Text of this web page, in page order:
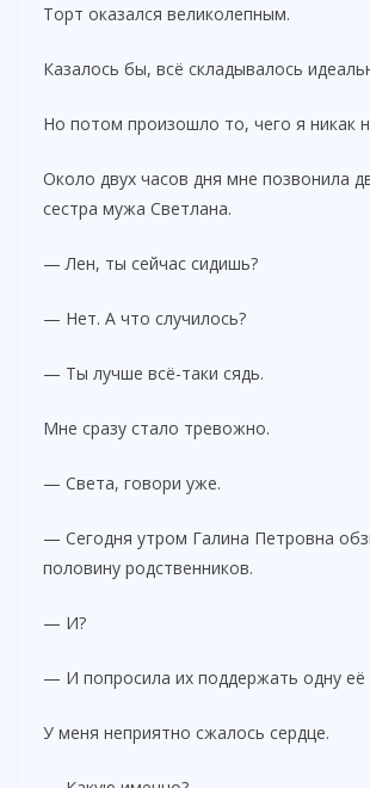
Торт оказался великолепным.
Казалось бы, всё складывалось
Но потом произошло то, чего я никак
Около двух часов дня мне позвонила
сестра мужа Светлана.
— Лен, ты сейчас сидишь?
— Нет. А что случилось?
— Ты лучше всё-таки сядь.
Мне сразу стало тревожно.
— Света, говори уже.
— Сегодня утром Галина Петровна
половину родственников.
— И?
— И попросила их поддержать одну её
У меня неприятно сжалось сердце.